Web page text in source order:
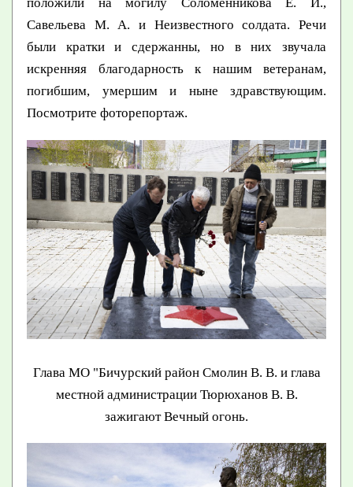
Савельева М. А. и Неизвестного солдата. Речи
были кратки и сдержанны, но в них звучала
искренняя благодарность к нашим ветеранам,
погибшим, умершим и ныне здравствующим.
Посмотрите фоторепортаж.
Глава МО "Бичурский район Смолин В. В. и глава
местной администрации Тюрюханов В. В.
зажигают Вечный огонь.